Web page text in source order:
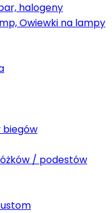
halogeny
Owiewki na lampy
biegów
/ podestów